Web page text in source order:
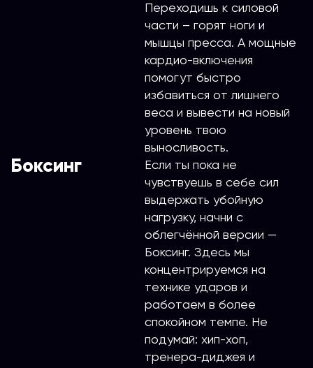
Переходишь к силовой
части – горят ноги и
мышцы пресса. А мощные
кардио-включения
помогут быстро
избавиться от лишнего
веса и вывести на новый
уровень твою
выносливость.
Боксинг
Если ты пока не
чувствуешь в себе сил
выдержать убойную
нагрузку, начни с
облегчённой версии —
Боксинг. Здесь мы
концентрируемся на
технике ударов и
работаем в более
спокойном темпе. Не
подумай: хип-хоп,
тренера-диджея и